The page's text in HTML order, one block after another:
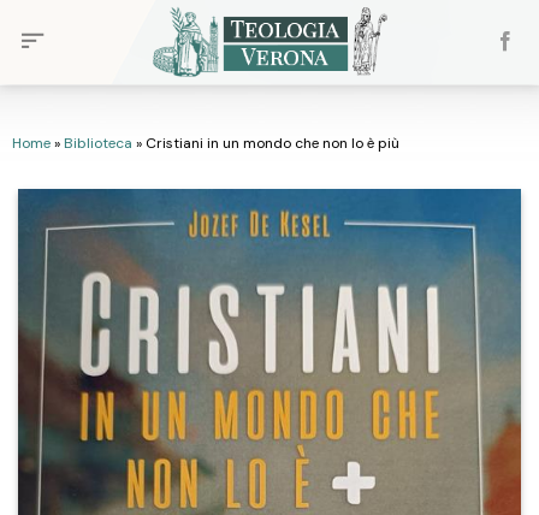
Home»Biblioteca » Cristiani in un mondo che non lo è più